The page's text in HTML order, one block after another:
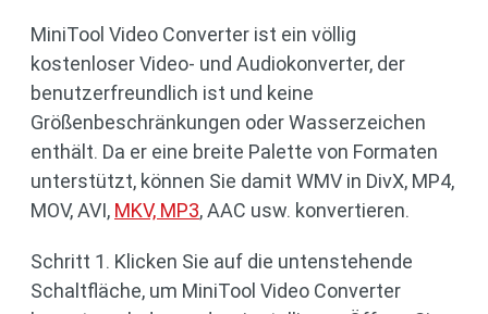
MiniTool Video Converter ist ein völlig
kostenloser Video- und Audiokonverter, der
benutzerfreundlich ist und keine
Größenbeschränkungen oder Wasserzeichen
enthält. Da er eine breite Palette von Formaten
unterstützt, können Sie damit WMV in DivX, MP4,
MOV, AVI, MKV, MP3, AAC usw. konvertieren.
Schritt 1. Klicken Sie auf die untenstehende
Schaltfläche, um MiniTool Video Converter